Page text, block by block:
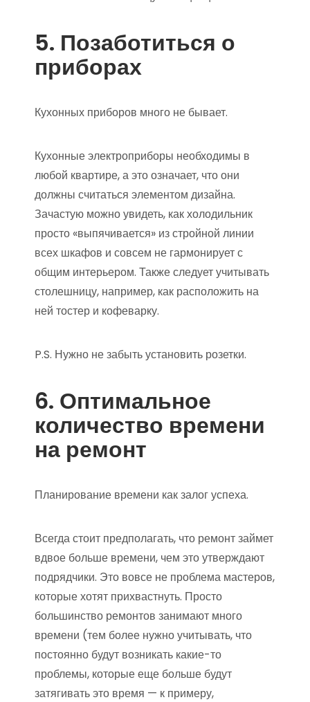
5. Позаботиться о
приборах
Кухонных приборов много не бывает.
Кухонные электроприборы необходимы в
любой квартире, а это означает, что они
должны считаться элементом дизайна.
Зачастую можно увидеть, как холодильник
просто «выпячивается» из стройной линии
всех шкафов и совсем не гармонирует с
общим интерьером. Также следует учитывать
столешницу, например, как расположить на
ней тостер и кофеварку.
P.S. Нужно не забыть установить розетки.
6. Оптимальное
количество времени
на ремонт
Планирование времени как залог успеха.
Всегда стоит предполагать, что ремонт займет
вдвое больше времени, чем это утверждают
подрядчики. Это вовсе не проблема мастеров,
которые хотят прихвастнуть. Просто
большинство ремонтов занимают много
времени (тем более нужно учитывать, что
постоянно будут возникать какие-то
проблемы, которые еще больше будут
затягивать это время — к примеру,